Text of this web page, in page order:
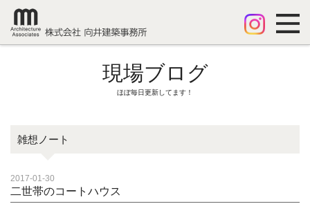
現場ブログ
ほぼ毎日更新してます！
雑想ノート
2017-01-30
二世帯のコートハウス